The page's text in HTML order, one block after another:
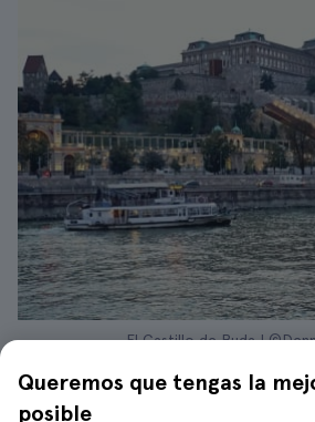
El Castillo de Buda |
El crucero por el río de
actividad tan extendida que
Queremos que tengas la
posible